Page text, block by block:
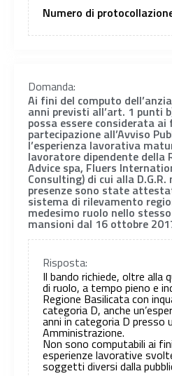
Numero di
Domanda:
Ai fini del computo
anni previsti all’art. 1 punti
possa essere considerata
partecipazione all’Avviso
l’esperienza lavorativa
lavoratore dipendente della
Advice spa, Fluers
Consulting) di cui alla
presenze sono state
sistema di rilevamento
medesimo ruolo nello
mansioni dal 16 ottobre
Risposta:
Il bando richiede, oltre alla
di ruolo, a tempo pieno e
Regione Basilicata con
categoria D, anche
anni in categoria D presso
Amministrazione.
Non sono computabili ai
esperienze lavorative
soggetti diversi dalla